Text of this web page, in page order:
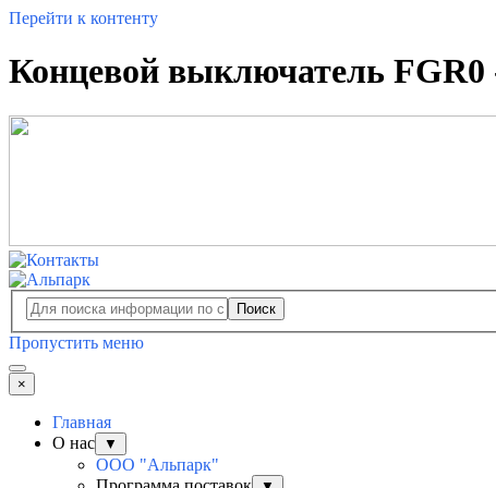
Перейти к контенту
Концевой выключатель
Поиск
Пропустить меню
×
Главная
О нас
▼
ООО "Альпарк"